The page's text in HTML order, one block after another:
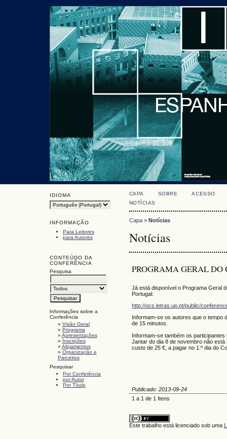
IDIOMA
INFORMAÇÃO
Para Leitores
para Autores
CONTEÚDO DA
CONFERÊNCIA
Pesquisa
Informações sobre a
Conferência
» Visão Geral
» Programa
» Apresentações
» Inscrições
» Alojamentos
» Organização e
Parceiros
Pesquisar
Por Conferência
por Autor
Por Título
CAPA SOBRE
ACESSO
NOTÍCIAS
Capa> Notícias
Notícias
PROGRAMA GERAL DO
Já está disponível o Programa Geral
Portugal:
http://ocs.letras.up.pt/public/
Informam-se os autores que o
de 15 minutos.
Informam-se também os
Jantar do dia 8 de novembro não
custo de 25 €, a pagar no 1.º dia do
Publicado: 2013-09-24
1 a 1 de 1 Itens
Este trabalho está licenciado sob uma